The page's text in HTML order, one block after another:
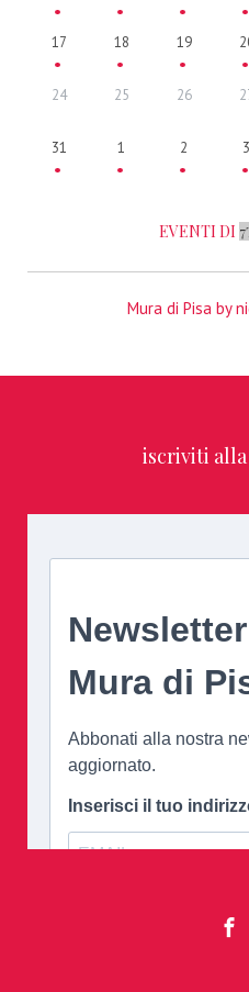
17 18 19
24 25 26
31 1 2 3
EVENTI DI
Mura di Pisa by
iscriviti